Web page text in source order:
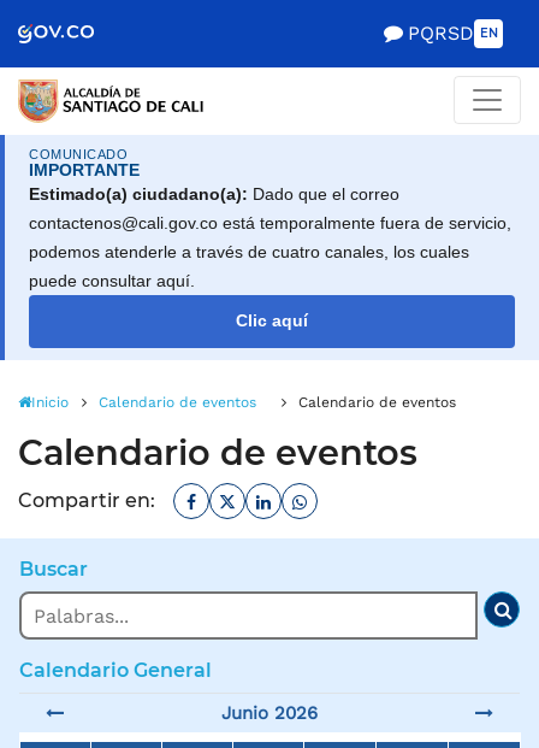
de Santiago
PQRSD EN
COMUNICADO
IMPORTANTE
Estimado(a) ciudadano(a): Dado que el correo
contactenos@cali.gov.co está temporalmente fuera de servicio,
podemos atenderle a través de cuatro canales, los cuales
puede consultar aquí.
Clic aquí
Inicio Calendario de eventos Calendario de eventos
Calendario de eventos
Compartir en: Facebook
TwitterLinkedinWhatsapp
Buscar
Buscar
Calendario General
Junio 2026